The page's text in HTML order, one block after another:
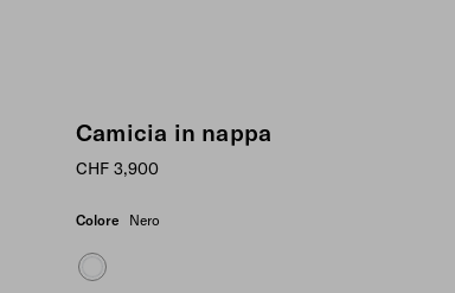
Camicia in nappa
CHF 3,900
Colore Nero